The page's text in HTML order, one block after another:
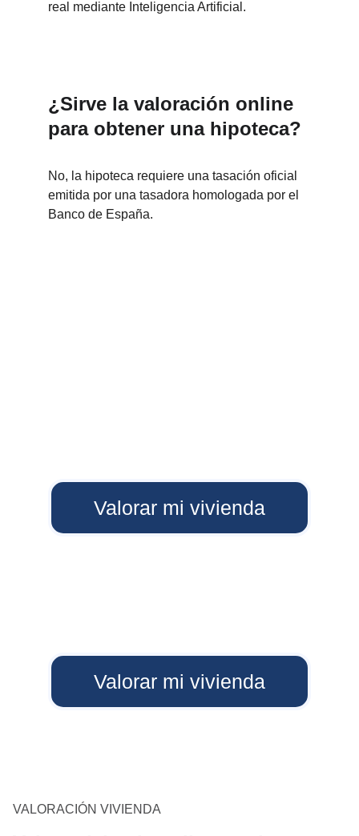
real mediante Inteligencia Artificial.
¿Sirve la valoración online
para obtener una hipoteca?
No, la hipoteca requiere una tasación oficial
emitida por una tasadora homologada por el
Banco de España.
Valorar mi vivienda
Valorar mi vivienda
VALORACIÓN VIVIENDA